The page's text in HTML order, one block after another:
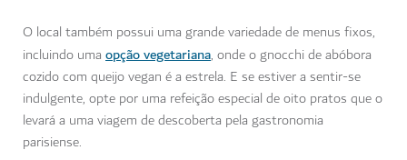
O local também possui uma grande variedade de menus fixos,
incluindo uma opção vegetariana, onde o gnocchi de abóbora
cozido com queijo vegan é a estrela. E se estiver a sentir-se
indulgente, opte por uma refeição especial de oito pratos que o
levará a uma viagem de descoberta pela gastronomia
parisiense.